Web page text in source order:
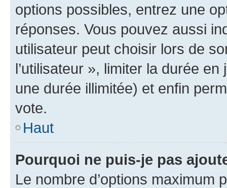
options possibles, entrez une
réponses. Vous pouvez aussi
utilisateur peut choisir lors de
l’utilisateur », limiter la durée
une durée illimitée) et enfin
vote.
Haut
Pourquoi ne puis-je pas
Le nombre d’options maximum